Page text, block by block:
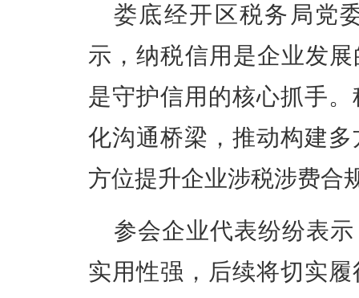
娄底经开区税务局党
示，纳税信用是企业发展
是守护信用的核心抓手
化沟通桥梁，推动构建
方位提升企业涉税涉费合
参会企业代表纷纷表
实用性强，后续将切实